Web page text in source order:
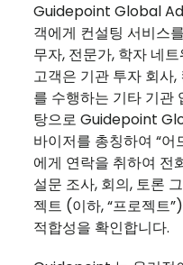
Guidepoint Global
객에게 컨설팅 서비스
무자, 전문가, 학자 네
고객은 기관 투자 회사,
를 수행하는 기타 기관
탕으로 Guidepoint
바이저를 총칭하여 “
에게 연락을 취하여 전
설문 조사, 회의, 토론
젝트 (이하, “프로젝트
적합성을 확인합니다.